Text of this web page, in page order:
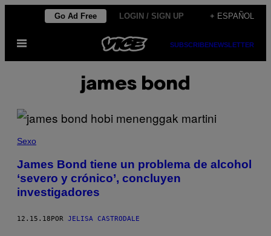
contenido
Go Ad Free LOGIN / SIGN UP + ESPAÑOL
Abrir
SUBSCRIBENEWSLETTER
james bond
Sexo
James Bond tiene un problema de alcohol
‘severo y crónico’, concluyen
investigadores
12.15.18 POR JELISA CASTRODALE